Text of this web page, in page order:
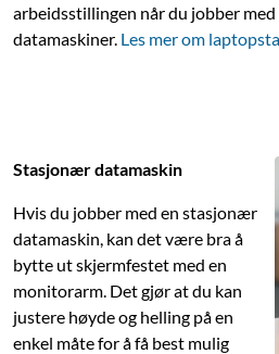
arbeidsstillingen når du jobber
datamaskiner. Les mer om
Stasjonær datamaskin
Hvis du jobber med en stasjonær
datamaskin, kan det være bra å
bytte ut skjermfestet med en
monitorarm. Det gjør at du kan
justere høyde og helling på en
enkel måte for å få best mulig